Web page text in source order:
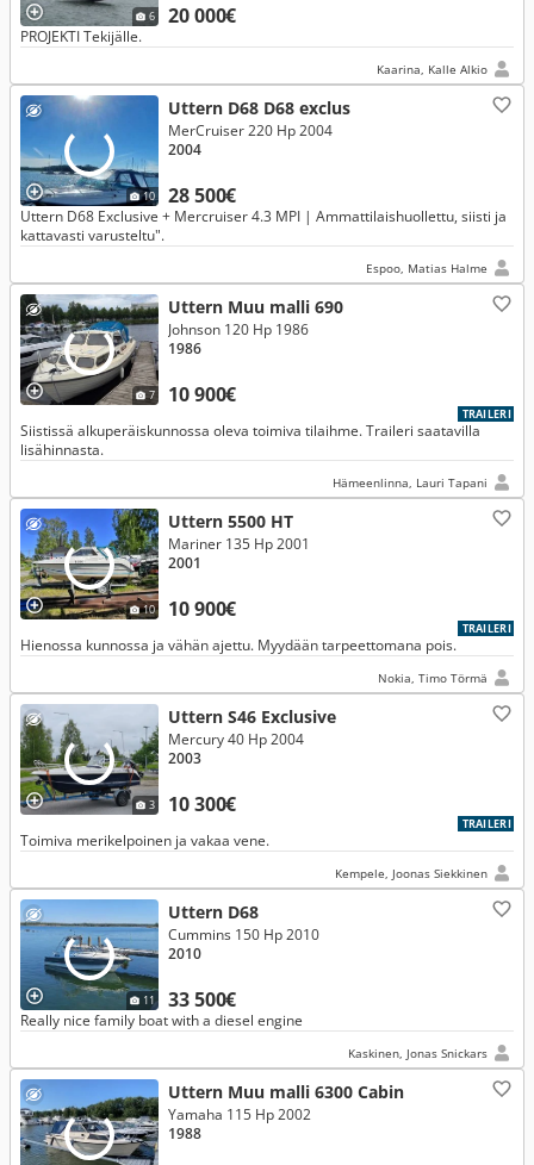
6 20 000€
PROJEKTI Tekijälle.
Kaarina, Kalle Alkio
10
Uttern D68 D68 exclus
28 500€
MerCruiser 220 Hp 2004
2004
Uttern D68 Exclusive + Mercruiser 4.3 MPI | Ammattilaishuollettu, siisti ja
kattavasti varusteltu".
Espoo, Matias Halme
7
Uttern Muu malli 690
10 900€
Johnson 120 Hp 1986
1986
TRAILERI
Siistissä alkuperäiskunnossa oleva toimiva tilaihme. Traileri saatavilla
lisähinnasta.
Hämeenlinna, Lauri Tapani
10
Uttern 5500 HT
10 900€
Mariner 135 Hp 2001
2001
TRAILERI
Hienossa kunnossa ja vähän ajettu. Myydään tarpeettomana pois.
Nokia, Timo Törmä
3
Uttern S46 Exclusive
10 300€
Mercury 40 Hp 2004
2003
TRAILERI
Toimiva merikelpoinen ja vakaa vene.
Kempele, Joonas Siekkinen
11
Uttern D68
33 500€
Cummins 150 Hp 2010
2010
Really nice family boat with a diesel engine
Kaskinen, Jonas Snickars
Uttern Muu malli 6300 Cabin
Yamaha 115 Hp 2002
1988